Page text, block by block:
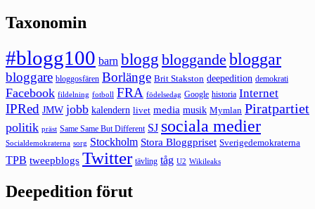
Taxonomin
#blogg100 barn blogg bloggande bloggar
bloggare bloggosfären Borlänge Brit Stakston deepedition demokrati
Facebook fildelning fotboll FRA födelsedag Google historia Internet
IPRed JMW jobb kalendern livet media musik Mymlan Piratpartiet
politik präst Same Same But Different SJ sociala medier
Socialdemokraterna sorg Stockholm Stora Bloggpriset Sverigedemokraterna
TPB tweepblogs Twitter tävling tåg U2 Wikileaks
Deepedition förut